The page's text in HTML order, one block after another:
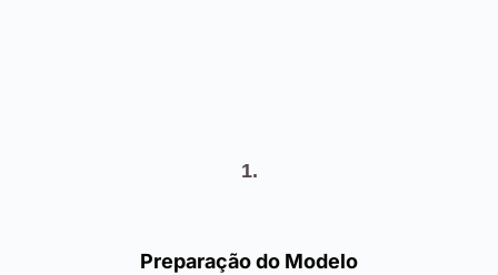
1.
Preparação do Modelo